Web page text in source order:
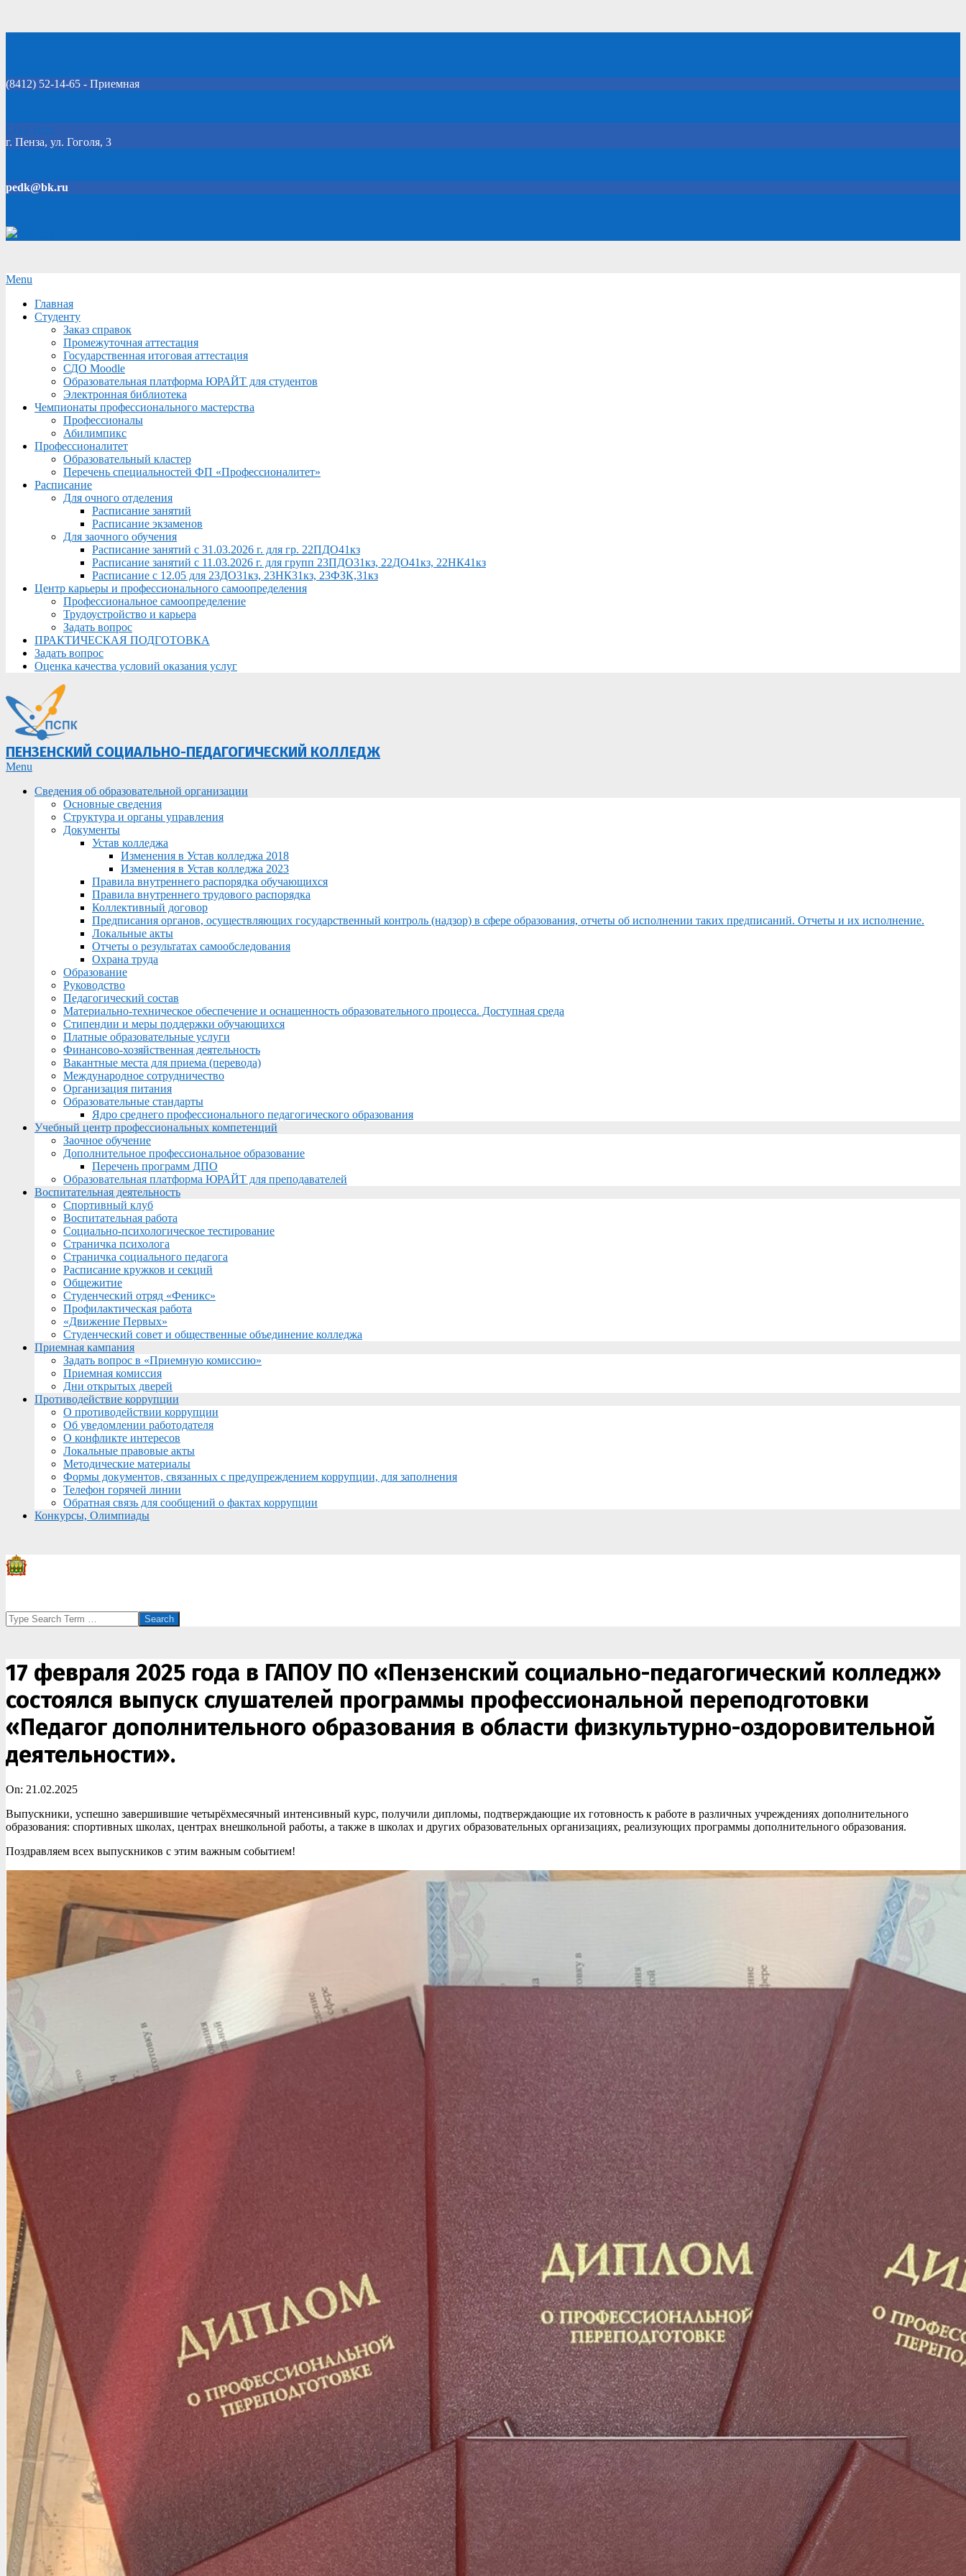
(8412) 52-14-65 - Приемная
Click Here
г. Пенза, ул. Гоголя, 3
pedk@bk.ru
Secondary
Menu
Menu
Главная
Студенту
Заказ справок
Промежуточная аттестация
Государственная итоговая аттестация
СДО Moodle
Образовательная платформа ЮРАЙТ для студентов
Электронная библиотека
Чемпионаты профессионального мастерства
Профессионалы
Абилимпикс
Профессионалитет
Образовательный кластер
Перечень специальностей ФП «Профессионалитет»
Расписание
Для очного отделения
Расписание занятий
Расписание экзаменов
Для заочного обучения
Расписание занятий с 31.03.2026 г. для гр. 22ПДО41кз
Расписание занятий с 11.03.2026 г. для групп 23ПДО31кз, 22ДО41кз, 22НК41кз
Расписание с 12.05 для 23ДО31кз, 23НК31кз, 23ФЗК,31кз
Центр карьеры и профессионального самоопределения
Профессиональное самоопределение
Трудоустройство и карьера
Задать вопрос
ПРАКТИЧЕСКАЯ ПОДГОТОВКА
Задать вопрос
Оценка качества условий оказания услуг
ПЕНЗЕНСКИЙ СОЦИАЛЬНО-ПЕДАГОГИЧЕСКИЙ КОЛЛЕДЖ
Primary
Menu
Menu
Сведения об образовательной организации
Основные сведения
Структура и органы управления
Документы
Устав колледжа
Изменения в Устав колледжа 2018
Изменения в Устав колледжа 2023
Правила внутреннего распорядка обучающихся
Правила внутреннего трудового распорядка
Коллективный договор
Предписания органов, осуществляющих государственный контроль (надзор) в сфере образования, отчеты об исполнении таких предписаний. Отчеты и их исполнение.
Локальные акты
Отчеты о результатах самообследования
Охрана труда
Образование
Руководство
Педагогический состав
Материально-техническое обеспечение и оснащенность образовательного процесса. Доступная среда
Стипендии и меры поддержки обучающихся
Платные образовательные услуги
Финансово-хозяйственная деятельность
Вакантные места для приема (перевода)
Международное сотрудничество
Организация питания
Образовательные стандарты
Ядро среднего профессионального педагогического образования
Учебный центр профессиональных компетенций
Заочное обучение
Дополнительное профессиональное образование
Перечень программ ДПО
Образовательная платформа ЮРАЙТ для преподавателей
Воспитательная деятельность
Спортивный клуб
Воспитательная работа
Социально-психологическое тестирование
Страничка психолога
Страничка социального педагога
Расписание кружков и секций
Общежитие
Студенческий отряд «Феникс»
Профилактическая работа
«Движение Первых»
Студенческий совет и общественные объединение колледжа
Приемная кампания
Задать вопрос в «Приемную комиссию»
Приемная комиссия
Дни открытых дверей
Противодействие коррупции
О противодействии коррупции
Об уведомлении работодателя
О конфликте интересов
Локальные правовые акты
Методические материалы
Формы документов, связанных с предупреждением коррупции, для заполнения
Телефон горячей линии
Обратная связь для сообщений о фактах коррупции
Конкурсы, Олимпиады
Search
17 февраля 2025 года в ГАПОУ ПО «Пензенский социально-педагогический колледж»
состоялся выпуск слушателей программы профессиональной переподготовки
«Педагог дополнительного образования в области физкультурно-оздоровительной
деятельности».
On: 21.02.2025
Выпускники, успешно завершившие четырёхмесячный интенсивный курс, получили дипломы, подтверждающие их готовность к работе в различных учреждениях дополнительного
образования: спортивных школах, центрах внешкольной работы, а также в школах и других образовательных организациях, реализующих программы дополнительного образования.
Поздравляем всех выпускников с этим важным событием!